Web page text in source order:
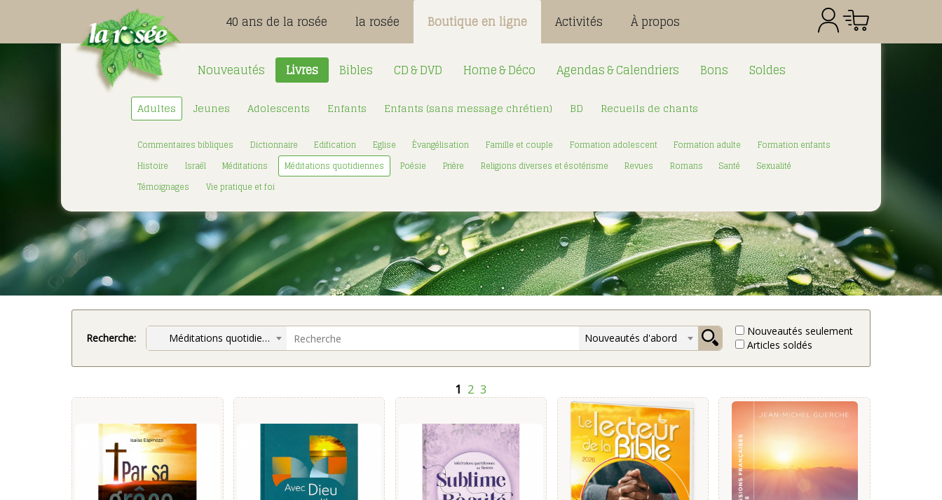
Mot de passe:
Total CHF
40 ans de la rosée la rosée Boutique en ligne Activités À propos
Nouveautés Livres Bibles CD & DVD Home & Déco Agendas & Calendriers Bons Soldes
Adultes Jeunes Adolescents Enfants Enfants (sans message chrétien) BD Recueils de chants
Commentaires bibliques Dictionnaire Edification Eglise Évangélisation Famille et couple Formation adolescent Formation adulte
Formation enfants
Histoire
Israël Méditations Méditations quotidiennes Poésie Prière Religions diverses et ésotérisme Revues Romans Santé
Sexualité
Témoignages
Vie pratique et foi
Recherche: Méditations quotidiennes Nouveautés d'abord
Nouveautés seulement
Articles soldés
1 2 3